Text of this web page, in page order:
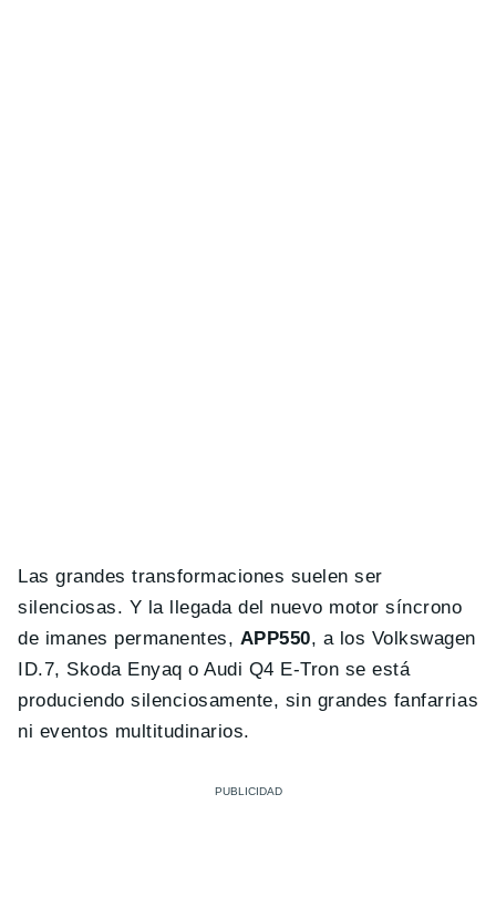
Las grandes transformaciones suelen ser
silenciosas. Y la llegada del nuevo motor síncrono
de imanes permanentes, APP550, a los Volkswagen
ID.7, Skoda Enyaq o Audi Q4 E-Tron se está
produciendo silenciosamente, sin grandes fanfarrias
ni eventos multitudinarios.